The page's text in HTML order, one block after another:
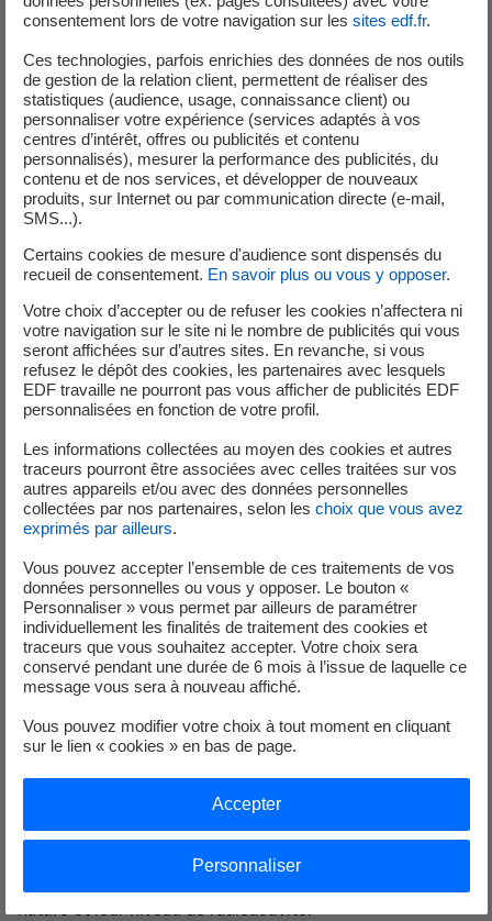
Les premiers chantiers
emblématiques du démantèlement
seront engagés dès 2026
Réalisées par EDF, Cyclife Engineering (filiale d’EDF) et les
partenaires industriels locaux, les premières opérations de
démantèlement des bâtiments nucléaires seront
engagées dès 2026, sous le contrôle de l’ASNR. Parmi elles
:
le retrait des alvéoles de maintien des éléments
combustible dans la piscine du bâtiment
combustible n°1 ;
la dépose des trois générateurs de vapeur du
Ces opérations seront ensuite menées dans les bâtiments
nucléaires du réacteur n°2. Elles seront suivies du
démantèlement électromécanique, de l’assainissement
réhabilitation du site, permettant de le restituer pour un
nouvel usage industriel dans les meilleures conditions de
sécurité, de sûreté et de maîtrise technique. Le contrôle
des rejets et la surveillance de l’environnement du site se
poursuivront tout au long du démantèlement : 3 000
année.
Le démantèlement de Fessenheim générera 405 000
tonnes de matériaux dont 95 % non-radioactifs. Il s’agit
pour l’essentiel de bétons qui seront réutilisés sur site
comme remblais. Les 5 % de déchets radioactifs seront
nature et leur niveau de radioactivité.
consentement lors de votre navigation sur les sites edf.fr.
Ces technologies, parfois enrichies des données de nos outils
de gestion de la relation client, permettent de réaliser des
statistiques (audience, usage, connaissance client) ou
personnaliser votre expérience (services adaptés à vos
centres d’intérêt, offres ou publicités et contenu
personnalisés), mesurer la performance des publicités, du
contenu et de nos services, et développer de nouveaux
produits, sur Internet ou par communication directe (e-mail,
SMS...).
Certains cookies de mesure d'audience sont dispensés du
recueil de consentement. En savoir plus ou vous y opposer.
Votre choix d’accepter ou de refuser les cookies n’affectera ni
votre navigation sur le site ni le nombre de publicités qui vous
seront affichées sur d’autres sites. En revanche, si vous
refusez le dépôt des cookies, les partenaires avec lesquels
EDF travaille ne pourront pas vous afficher de publicités EDF
personnalisées en fonction de votre profil.
Les informations collectées au moyen des cookies et autres
traceurs pourront être associées avec celles traitées sur vos
autres appareils et/ou avec des données personnelles
collectées par nos partenaires, selon les choix que vous avez
exprimés par ailleurs.
Vous pouvez accepter l’ensemble de ces traitements de vos
données personnelles ou vous y opposer. Le bouton «
Personnaliser » vous permet par ailleurs de paramétrer
individuellement les finalités de traitement des cookies et
traceurs que vous souhaitez accepter. Votre choix sera
conservé pendant une durée de 6 mois à l’issue de laquelle ce
message vous sera à nouveau affiché.
Vous pouvez modifier votre choix à tout moment en cliquant
sur le lien « cookies » en bas de page.
Personnaliser
Accepter